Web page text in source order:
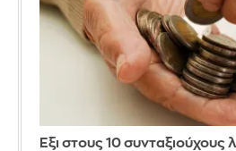
Έξι στους 10 συνταξιούχους